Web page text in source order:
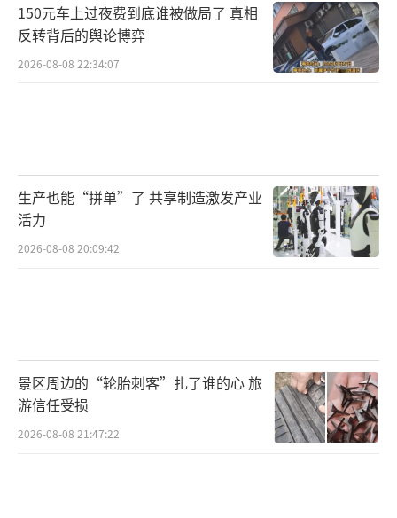
150元车上过夜费到底谁被做局了 真相
反转背后的舆论博弈
2026-08-08 22:34:07
生产也能“拼单”了 共享制造激发产业
活力
2026-08-08 20:09:42
景区周边的“轮胎刺客”扎了谁的心 旅
游信任受损
2026-08-08 21:47:22